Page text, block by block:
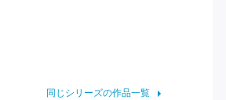
同じシリーズの作品一覧